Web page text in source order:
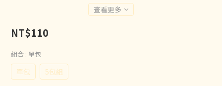
查看更多
NT$110
組合 : 單包
單包 5包組